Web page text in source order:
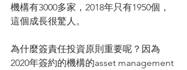
機構有3000多家，2018年只有1950個，
這個成長很驚人。
為什麼簽責任投資原則重要呢？因為
2020年簽約的機構的asset management